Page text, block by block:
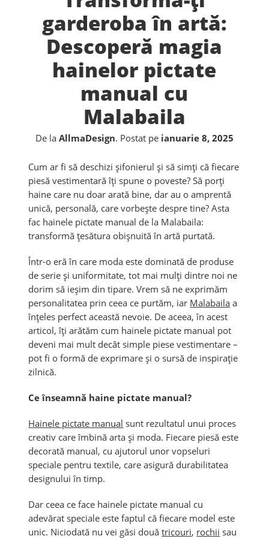
garderoba în artă:
Descoperă magia
hainelor pictate
manual cu
Malabaila
De la AllmaDesign. Postat pe ianuarie 8, 2025
Cum ar fi să deschizi șifonierul și să simți că fiecare
piesă vestimentară îți spune o poveste? Să porți
haine care nu doar arată bine, dar au o amprentă
unică, personală, care vorbește despre tine? Asta
fac hainele pictate manual de la Malabaila:
transformă țesătura obișnuită în artă purtată.
Într-o eră în care moda este dominată de produse
de serie și uniformitate, tot mai mulți dintre noi ne
dorim să ieșim din tipare. Vrem să ne exprimăm
personalitatea prin ceea ce purtăm, iar Malabaila a
înțeles perfect această nevoie. De aceea, în acest
articol, îți arătăm cum hainele pictate manual pot
deveni mai mult decât simple piese vestimentare –
pot fi o formă de exprimare și o sursă de inspirație
zilnică.
Ce înseamnă haine pictate manual?
Hainele pictate manual sunt rezultatul unui proces
creativ care îmbină arta și moda. Fiecare piesă este
decorată manual, cu ajutorul unor vopseluri
speciale pentru textile, care asigură durabilitatea
designului în timp.
Dar ceea ce face hainele pictate manual cu
adevărat speciale este faptul că fiecare model este
unic. Niciodată nu vei găsi douătricouri, rochii sau